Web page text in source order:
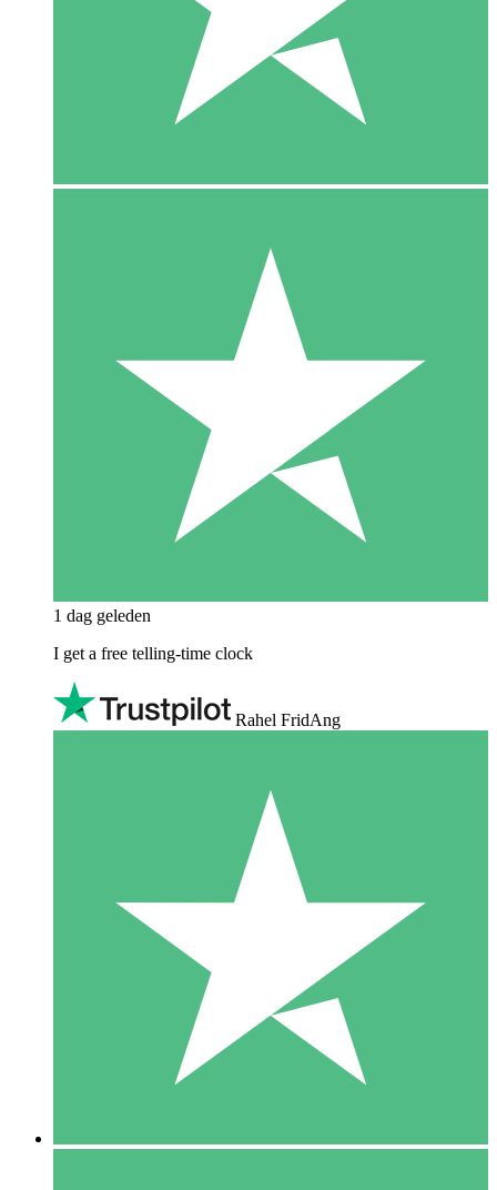
1 dag geleden
I get a free telling-time clock
Rahel FridAng